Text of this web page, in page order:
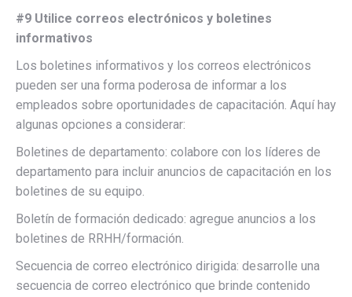
#9 Utilice correos electrónicos y boletines
informativos
Los boletines informativos y los correos electrónicos
pueden ser una forma poderosa de informar a los
empleados sobre oportunidades de capacitación. Aquí hay
algunas opciones a considerar:
Boletines de departamento: colabore con los líderes de
departamento para incluir anuncios de capacitación en los
boletines de su equipo.
Boletín de formación dedicado: agregue anuncios a los
boletines de RRHH/formación.
Secuencia de correo electrónico dirigida: desarrolle una
secuencia de correo electrónico que brinde contenido